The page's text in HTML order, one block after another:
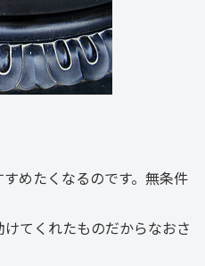
めたくなるのです。無条件
てくれたものだからなおさ